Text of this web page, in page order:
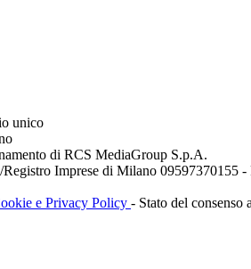
unico
di RCS MediaGroup S.p.A.
Imprese di Milano 09597370155
e Privacy Policy - Stato del consenso